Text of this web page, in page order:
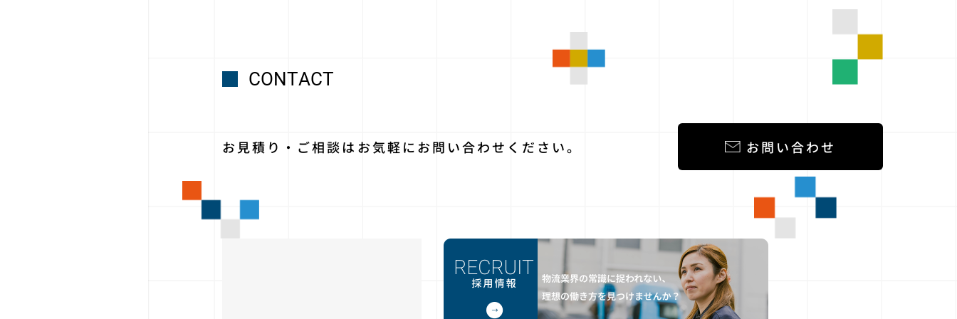
CONTACT
お見積り・ご相談はお気軽にお問い合わせください。 お問い合わせ